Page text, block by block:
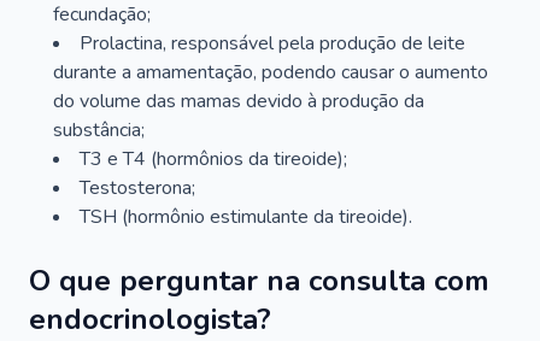
fecundação;
Prolactina, responsável pela produção de leite
durante a amamentação, podendo causar o aumento
do volume das mamas devido à produção da
substância;
T3 e T4 (hormônios da tireoide);
Testosterona;
TSH (hormônio estimulante da tireoide).
O que perguntar na consulta com
endocrinologista?